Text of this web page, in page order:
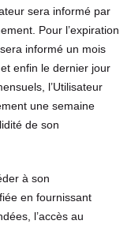
sera informé par
Pour l’expiration
informé un mois
enfin le dernier jour
l’Utilisateur
une semaine
de son
à son
en fournissant
l’accès au